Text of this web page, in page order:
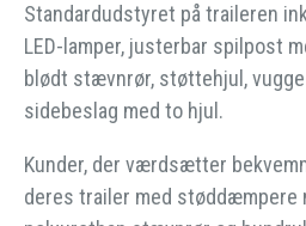
Standardudstyret på traileren
LED-lamper, justerbar spilpost
blødt stævnrør, støttehjul,
sidebeslag med to hjul.
Kunder, der værdsætter
deres trailer med støddæmpere